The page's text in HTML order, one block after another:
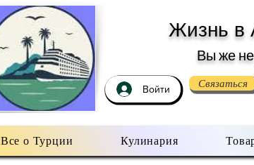
Жизнь в
Вы же
Войти Связаться
Все о Турции Кулинария